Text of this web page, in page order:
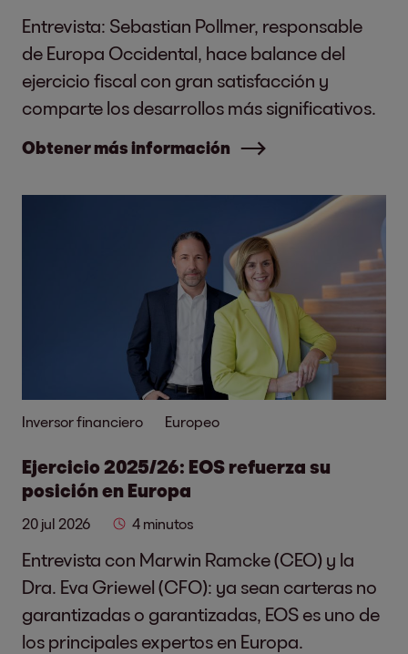
Entrevista: Sebastian Pollmer, responsable
de Europa Occidental, hace balance del
ejercicio fiscal con gran satisfacción y
comparte los desarrollos más significativos.
Obtener más información
Inversor financiero Europeo
Ejercicio 2025/26: EOS refuerza su
posición en Europa
20 jul 2026 4 minutos
Entrevista con Marwin Ramcke (CEO) y la
Dra. Eva Griewel (CFO): ya sean carteras no
garantizadas o garantizadas, EOS es uno de
los principales expertos en Europa.